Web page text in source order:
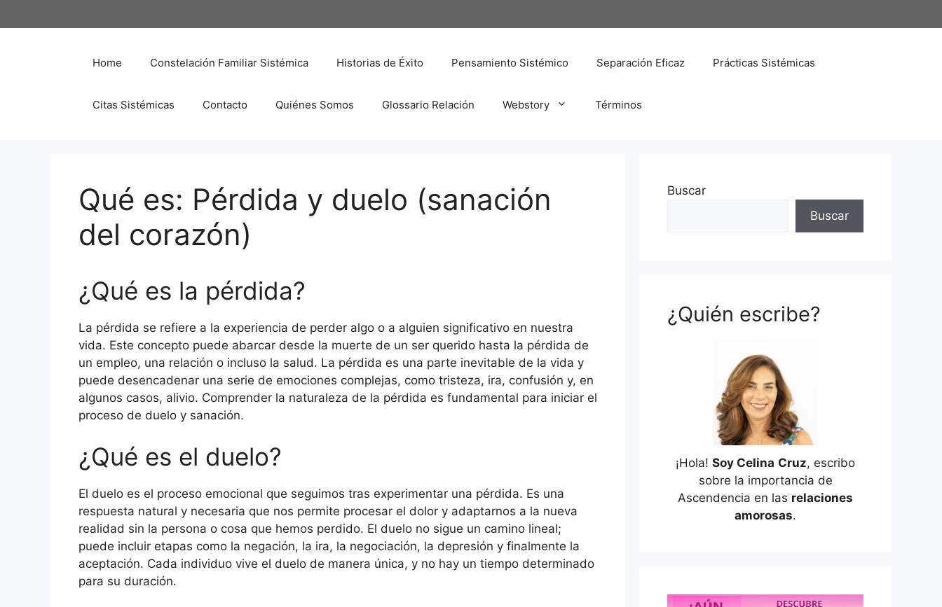
al
Home Constelación Familiar Sistémica Historias de Éxito Pensamiento Sistémico Separación Eficaz Prácticas Sistémicas
Citas Sistémicas Contacto Quiénes Somos Glossario Relación Webstory Términos
Qué es: Pérdida y duelo (sanación
del corazón)
¿Qué es la pérdida?
La pérdida se refiere a la experiencia de perder algo o a alguien significativo en nuestra
vida. Este concepto puede abarcar desde la muerte de un ser querido hasta la pérdida de
un empleo, una relación o incluso la salud. La pérdida es una parte inevitable de la vida y
puede desencadenar una serie de emociones complejas, como tristeza, ira, confusión y, en
algunos casos, alivio. Comprender la naturaleza de la pérdida es fundamental para iniciar el
proceso de duelo y sanación.
¿Qué es el duelo?
El duelo es el proceso emocional que seguimos tras experimentar una pérdida. Es una
respuesta natural y necesaria que nos permite procesar el dolor y adaptarnos a la nueva
realidad sin la persona o cosa que hemos perdido. El duelo no sigue un camino lineal;
puede incluir etapas como la negación, la ira, la negociación, la depresión y finalmente la
aceptación. Cada individuo vive el duelo de manera única, y no hay un tiempo determinado
para su duración.
Buscar
Buscar
¿Quién escribe?
¡Hola! Soy Celina Cruz, escribo
sobre la importancia de
Ascendencia en las relaciones
amorosas.